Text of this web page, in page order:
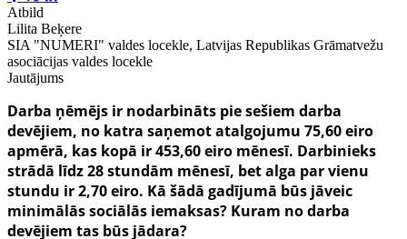
Atbild
Lilita Beķere
SIA "NUMERI" valdes locekle, Latvijas Republikas Grāmatvežu
asociācijas valdes locekle
Jautājums
Darba ņēmējs ir nodarbināts pie sešiem darba
devējiem, no katra saņemot atalgojumu 75,60 eiro
apmērā, kas kopā ir 453,60 eiro mēnesī. Darbinieks
strādā līdz 28 stundām mēnesī, bet alga par vienu
stundu ir 2,70 eiro. Kā šādā gadījumā būs jāveic
minimālās sociālās iemaksas? Kuram no darba
devējiem tas būs jādara?